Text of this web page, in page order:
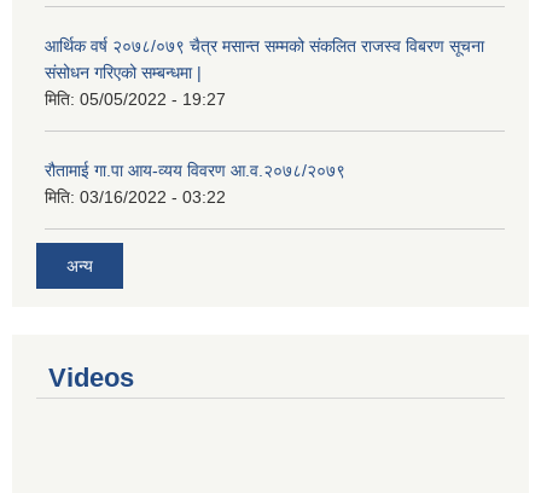
आर्थिक वर्ष २०७८/०७९ चैत्र मसान्त सम्मको संकलित राजस्व विबरण सूचना
संसोधन गरिएको सम्बन्धमा |
मिति: 05/05/2022 - 19:27
रौतामाई गा.पा आय-व्यय विवरण आ.व.२०७८/२०७९
मिति: 03/16/2022 - 03:22
अन्य
Videos